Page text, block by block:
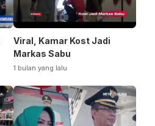
Viral, Kamar Kost Jadi
Markas Sabu
1 bulan yang lalu